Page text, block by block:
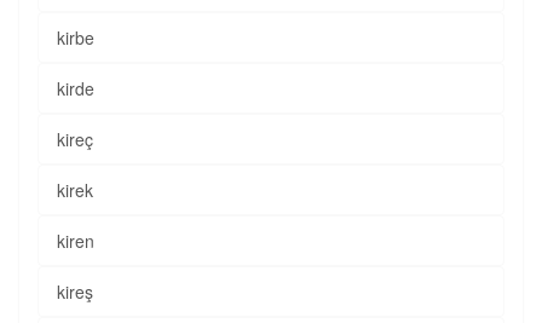
kirbe
kirde
kireç
kirek
kiren
kireş